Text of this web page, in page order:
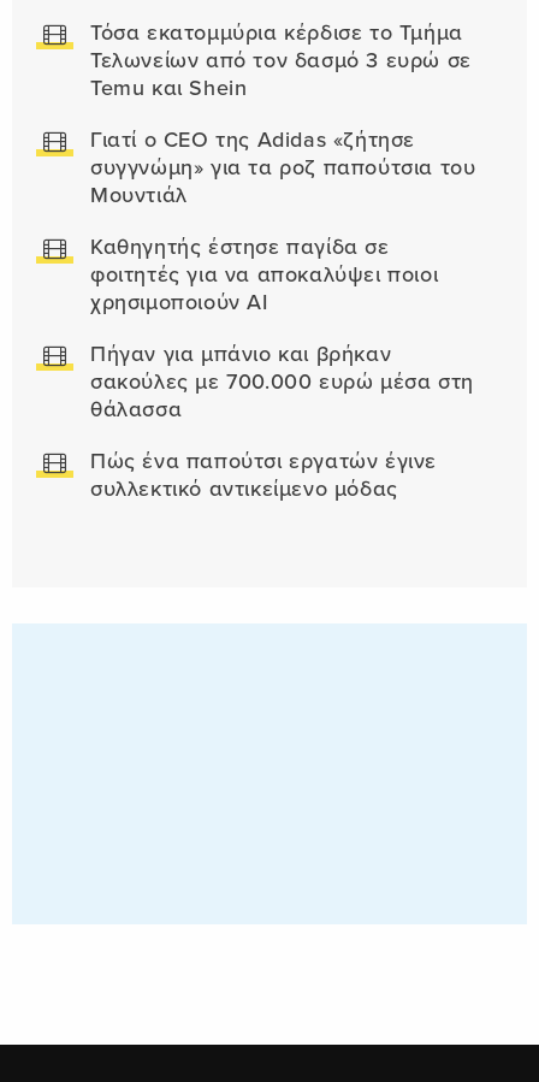
Τόσα εκατομμύρια κέρδισε το Τμήμα
Τελωνείων από τον δασμό 3 ευρώ σε
Temu και Shein
Γιατί ο CEO της Adidas «ζήτησε
συγγνώμη» για τα ροζ παπούτσια του
Μουντιάλ
Καθηγητής έστησε παγίδα σε
φοιτητές για να αποκαλύψει ποιοι
χρησιμοποιούν AI
Πήγαν για μπάνιο και βρήκαν
σακούλες με 700.000 ευρώ μέσα στη
θάλασσα
Πώς ένα παπούτσι εργατών έγινε
συλλεκτικό αντικείμενο μόδας